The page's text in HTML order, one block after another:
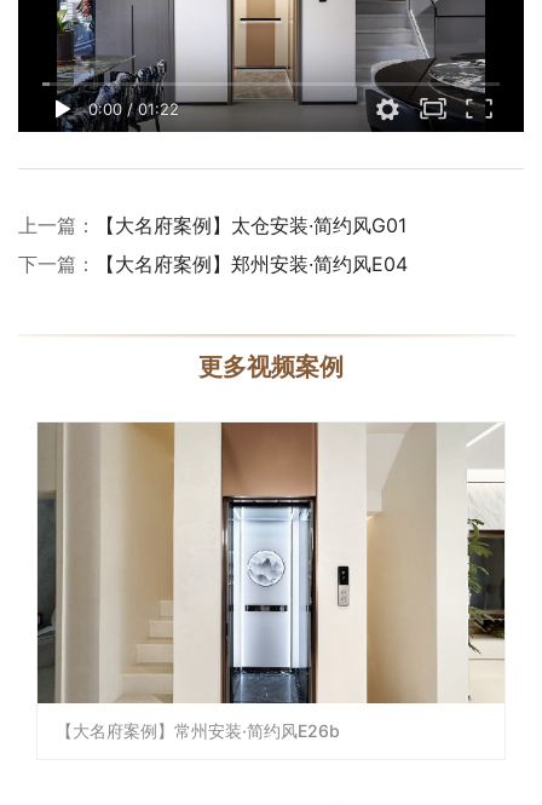
0:00/01:22
上一篇：
【大名府案例】太仓安装·简约风G01
下一篇：
【大名府案例】郑州安装·简约风E04
更多视频案例
【大名府案例】常州安装·简约风E26b